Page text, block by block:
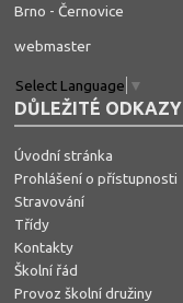
Brno - Černovice
webmaster
Select Language ▼
DŮLEŽITÉ ODKAZY
Úvodní stránka
Prohlášení o přístupnosti
Stravování
Třídy
Kontakty
Školní řád
Provoz školní družiny